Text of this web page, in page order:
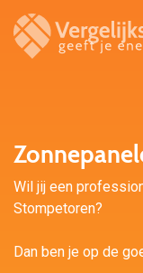
Wil jij een
Stompetoren?
Dan ben je op de